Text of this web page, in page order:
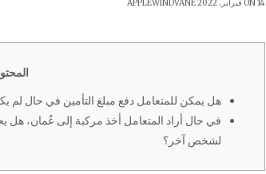
ON 14 فبراير، 2022 APPLEWINDVANE
هل يمكن للمتعامل دفع مبلغ التأمين في حال لم
في حال أراد المتعامل أخذ مركبة إلى عُمان، هل
لشخص آخر؟